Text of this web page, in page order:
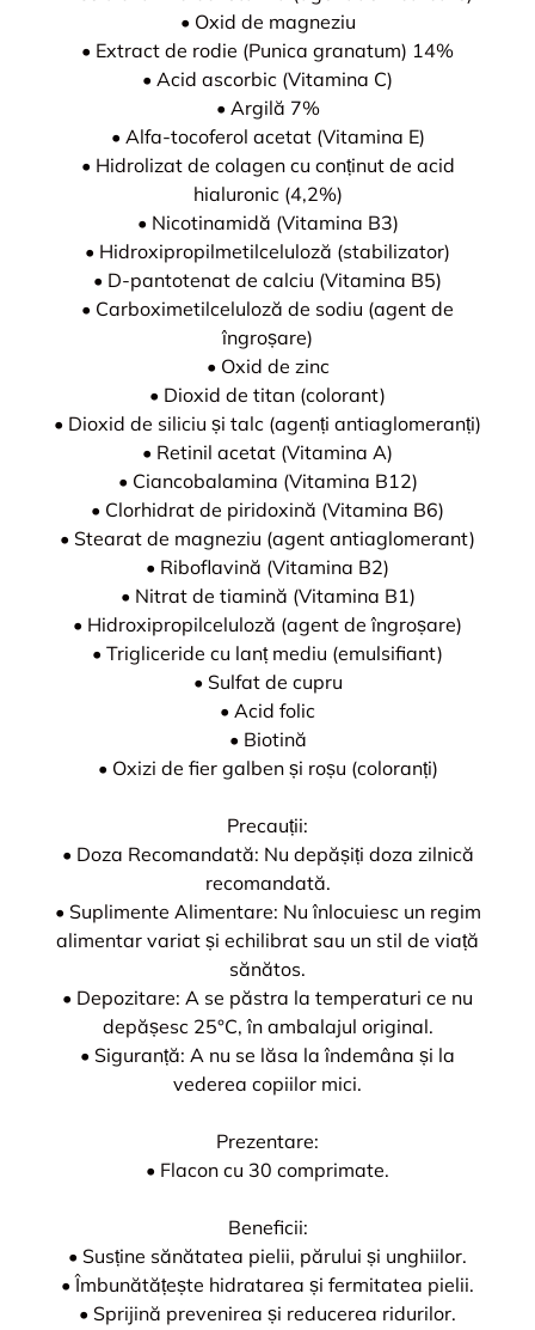
• Oxid de magneziu
• Extract de rodie (Punica granatum) 14%
• Acid ascorbic (Vitamina C)
• Argilă 7%
• Alfa-tocoferol acetat (Vitamina E)
• Hidrolizat de colagen cu conținut de acid
hialuronic (4,2%)
• Nicotinamidă (Vitamina B3)
• Hidroxipropilmetilceluloză (stabilizator)
• D-pantotenat de calciu (Vitamina B5)
• Carboximetilceluloză de sodiu (agent de
îngroșare)
• Oxid de zinc
• Dioxid de titan (colorant)
• Dioxid de siliciu și talc (agenți antiaglomeranți)
• Retinil acetat (Vitamina A)
• Ciancobalamina (Vitamina B12)
• Clorhidrat de piridoxină (Vitamina B6)
• Stearat de magneziu (agent antiaglomerant)
• Riboflavină (Vitamina B2)
• Nitrat de tiamină (Vitamina B1)
• Hidroxipropilceluloză (agent de îngroșare)
• Trigliceride cu lanț mediu (emulsifiant)
• Sulfat de cupru
• Acid folic
• Biotină
• Oxizi de fier galben și roșu (coloranți)
Precauții:
• Doza Recomandată: Nu depășiți doza zilnică
recomandată.
• Suplimente Alimentare: Nu înlocuiesc un regim
alimentar variat și echilibrat sau un stil de viață
sănătos.
• Depozitare: A se păstra la temperaturi ce nu
depășesc 25°C, în ambalajul original.
• Siguranță: A nu se lăsa la îndemâna și la
vederea copiilor mici.
Prezentare:
• Flacon cu 30 comprimate.
Beneficii:
• Susține sănătatea pielii, părului și unghiilor.
• Îmbunătățește hidratarea și fermitatea pielii.
• Sprijină prevenirea și reducerea ridurilor.